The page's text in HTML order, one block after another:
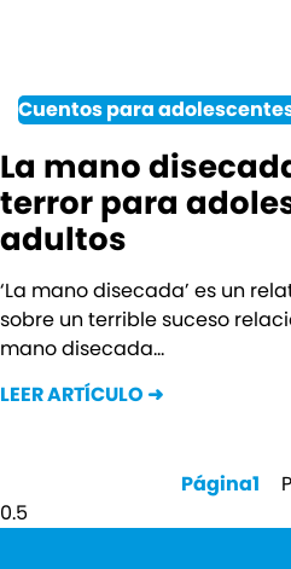
Cuentos para
La mano
terror para
adultos
‘La mano disecada’ es un
sobre un terrible suceso
mano disecada…
LEER ARTÍCULO ➜
Página1